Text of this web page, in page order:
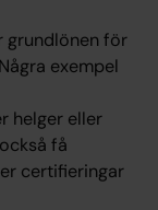
grundlönen för
exempel
helger eller
få
certifieringar